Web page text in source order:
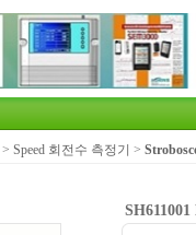
> Speed 회전수 측정기 >